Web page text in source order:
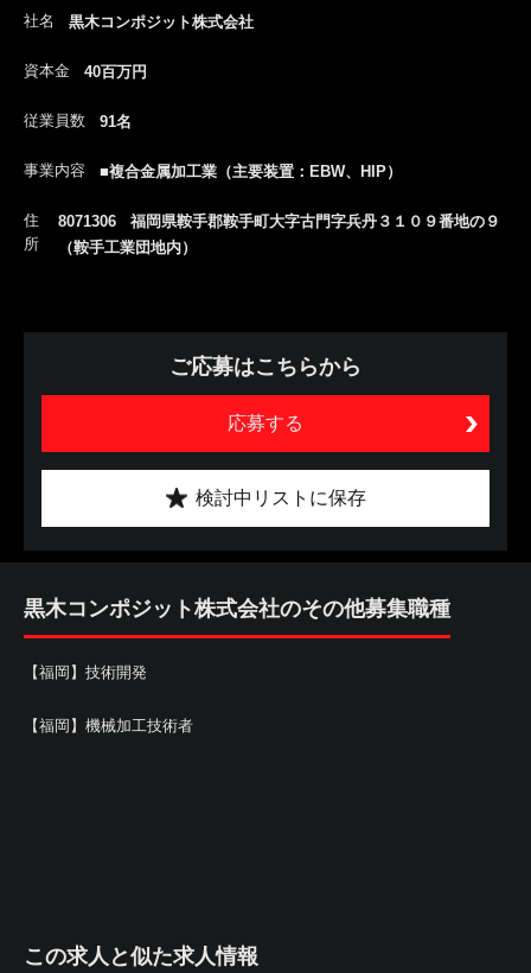
社名 黒木コンポジット株式会社
資本金 40百万円
従業員数 91名
事業内容 ■複合金属加工業（主要装置：EBW、HIP）
住
所
8071306 福岡県鞍手郡鞍手町大字古門字兵丹３１０９番地の９
（鞍手工業団地内）
ご応募はこちらから
応募する
検討中リストに保存
黒木コンポジット株式会社のその他募集職種
【福岡】技術開発
【福岡】機械加工技術者
この求人と似た求人情報